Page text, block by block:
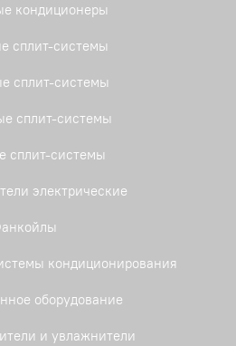
кондиционеры
сплит-системы
сплит-системы
сплит-системы
сплит-системы
электрические
кондиционирования
оборудование
и увлажнители